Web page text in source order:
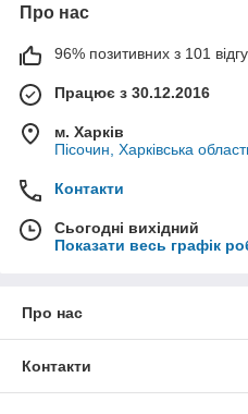
Про нас
96% позитивних з 101
Працює з 30.12.2016
м. Харків
Пісочин, Харківська
Контакти
Сьогодні вихідний
Показати весь графік
Про нас
Контакти